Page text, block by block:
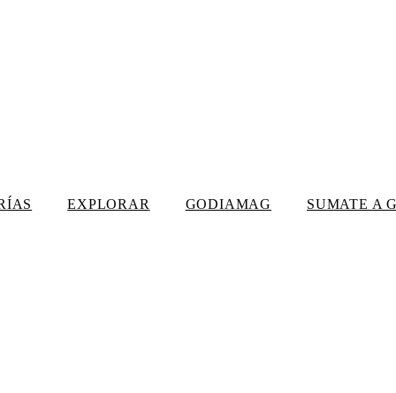
EXPLORAR GODIAMAG SUMATE A